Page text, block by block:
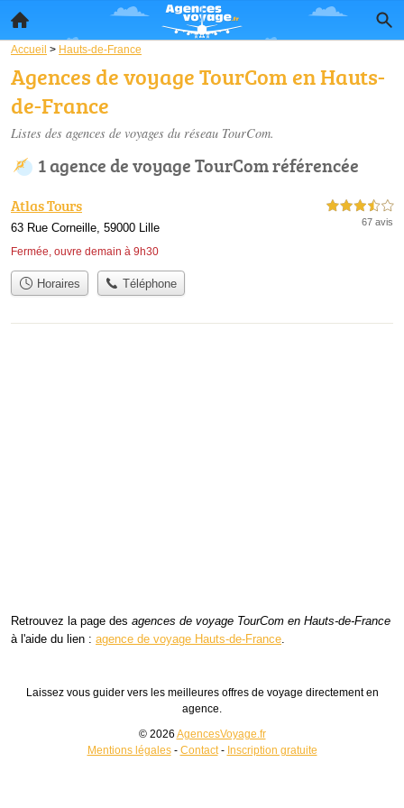
Accueil > Hauts-de-France
Agences de voyage TourCom en Hauts-
de-France
Listes des agences de voyages du réseau TourCom.
1 agence de voyage TourCom référencée
Atlas Tours
63 Rue Corneille, 59000 Lille
Fermée, ouvre demain à 9h30
3,5 étoiles sur 5
67 avis
Horaires Téléphone
Retrouvez la page des agences de voyage TourCom en Hauts-de-France
à l'aide du lien : agence de voyage Hauts-de-France.
Laissez vous guider vers les meilleures offres de voyage directement en
agence.
© 2026 AgencesVoyage.fr
Mentions légales- Contact- Inscription gratuite